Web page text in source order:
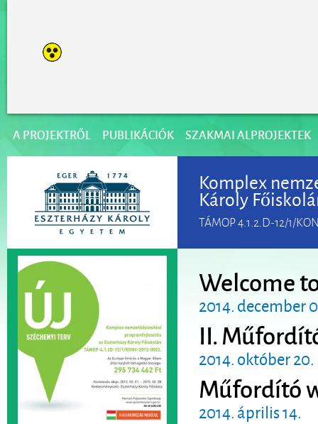
A PROJEKTRŐL PUBLIKÁCIÓK SZAKMAI ALPROJEKTEK
Komplex
Károly
TÁMOP 4.1.2.D-12/1/
Welcome
2014. december
II.
2014. október 20.
Műfordító
2014. április 14.